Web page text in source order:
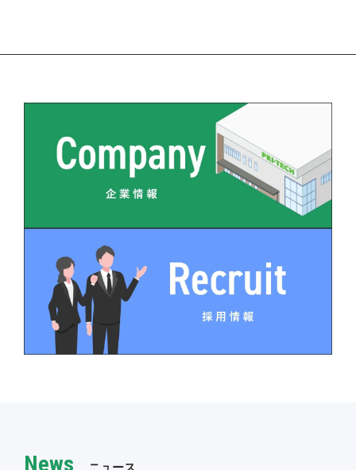
News ニュース